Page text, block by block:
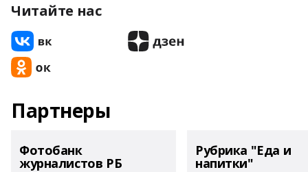
Читайте нас
Партнеры
Фотобанк
журналистов РБ
Рубрика "Еда и
напитки"